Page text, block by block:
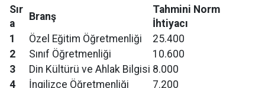
Sır
a
Branş
Tahmini Norm
İhtiyacı
1
Özel Eğitim Öğretmenliği
25.400
2
Sınıf Öğretmenliği
10.600
3
Din Kültürü ve Ahlak Bilgisi 8.000
4
İngilizce Öğretmenliği
7.200